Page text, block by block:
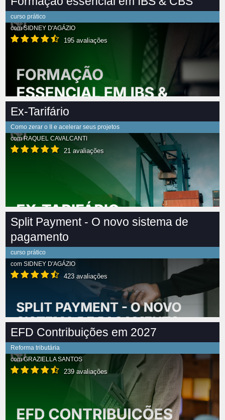
curso prático
comSIDNEY D'AGÁZIO
195 avaliações
Ex-Tarifário
Como zerar o II e acelerar seus projetos
comRAQUEL CAVALCANTI
21 avaliações
Split Payment - O novo sistema de
pagamento
curso prático
com SIDNEY D'AGÁZIO
423 avaliações
EFD Contribuições em 2027
Reforma tributária
comGRAZIELLA SANTOS
239 avaliações